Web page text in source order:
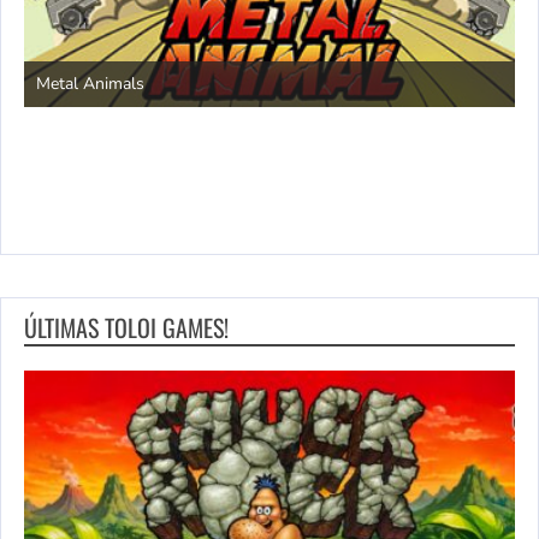
Metal Animals
ÚLTIMAS TOLOI GAMES!